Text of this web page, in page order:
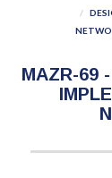
MAZR-69